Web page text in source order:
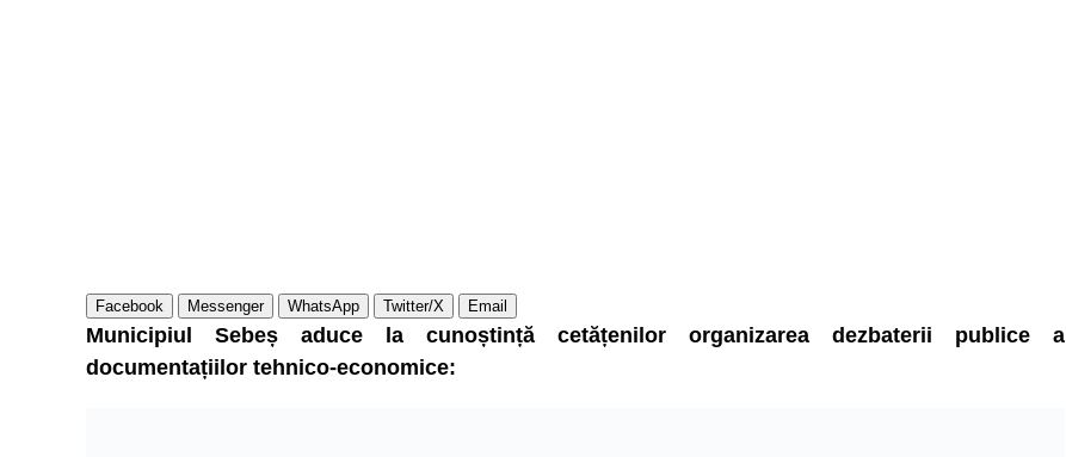
Facebook Messenger WhatsApp Twitter/X Email
Municipiul Sebeș aduce la cunoștință cetățenilor organizarea dezbaterii publice a
documentațiilor tehnico-economice: